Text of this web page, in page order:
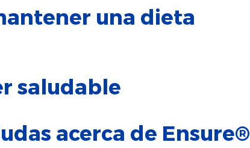
una dieta
saludable
acerca de Ensure®